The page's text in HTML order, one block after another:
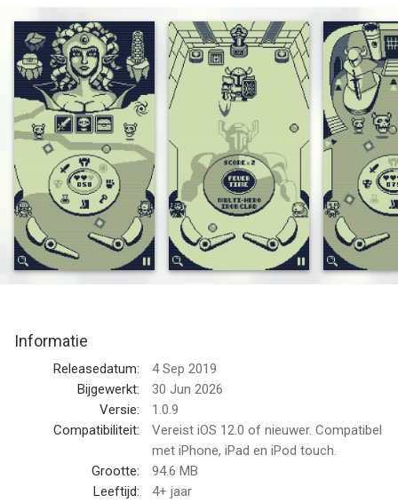
Features
- A game combine pinball, adventure and role playing game.
- 1 world ruled by Dark Queen to save.
- 3 adventure field and lots mini dungeon to play.
- 7 boss and dark army to fight!
- 8 powerful equipment to collect.
--
Adventure Pinball van Game Stew is een app voor iPhone, iPad
en iPod touch met iOS versie 12.0 of hoger, geschikt bevonden
voor gebruikers met leeftijden vanaf
Informatie
Releasedatum:
4 Sep 2019
Bijgewerkt:
30 Jun 2026
Versie:
1.0.9
Compatibiliteit:
Vereist iOS 12.0 of nieuwer. Compatibel
met iPhone, iPad en iPod touch.
Grootte:
94.6 MB
Leeftijd:
4+ jaar